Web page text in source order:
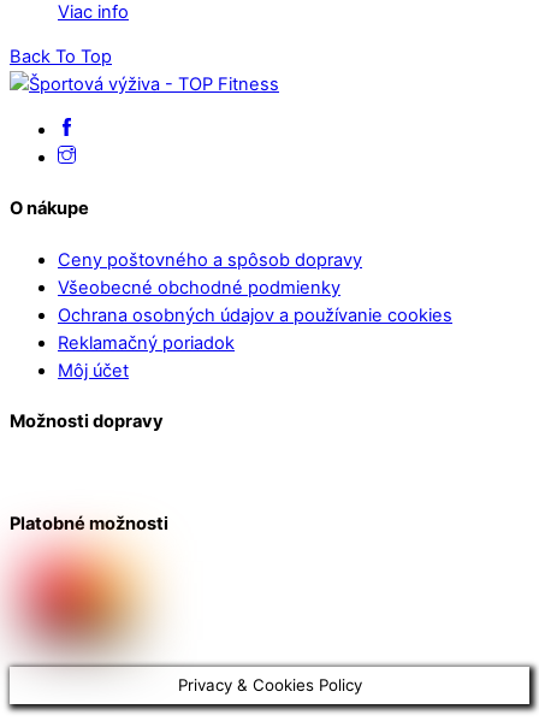
Viac info
Back To Top
O nákupe
Ceny poštovného a spôsob dopravy
Všeobecné obchodné podmienky
Ochrana osobných údajov a používanie cookies
Reklamačný poriadok
Môj účet
Možnosti dopravy
Platobné možnosti
Privacy & Cookies Policy